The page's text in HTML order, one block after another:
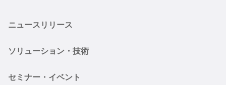
ニュースリリース
ソリューション・技術
セミナー・イベント